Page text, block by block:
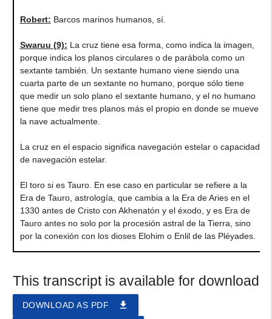
Robert: Barcos marinos humanos, sí.
Swaruu (9): La cruz tiene esa forma, como indica la imagen,
porque indica los planos circulares o de parábola como un
sextante también. Un sextante humano viene siendo una
cuarta parte de un sextante no humano, porque sólo tiene
que medir un solo plano el sextante humano, y el no humano
tiene que medir tres planos más el propio en donde se mueve
la nave actualmente.
La cruz en el espacio significa navegación estelar o capacidad
de navegación estelar.
El toro si es Tauro. En ese caso en particular se refiere a la
Era de Tauro, astrología, que cambia a la Era de Aries en el
1330 antes de Cristo con Akhenatón y el éxodo, y es Era de
Tauro antes no solo por la procesión astral de la Tierra, sino
por la conexión con los dioses Elohim o Enlil de las Pléyades.
This transcript is available for download
file_download
DOWNLOAD AS PDF